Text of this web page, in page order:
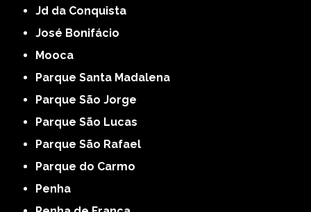
Jd da Conquista
José Bonifácio
Mooca
Parque Santa Madalena
Parque São Jorge
Parque São Lucas
Parque São Rafael
Parque do Carmo
Penha